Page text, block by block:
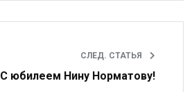
СЛЕД. СТАТЬЯ
С юбилеем Нину Норматову!